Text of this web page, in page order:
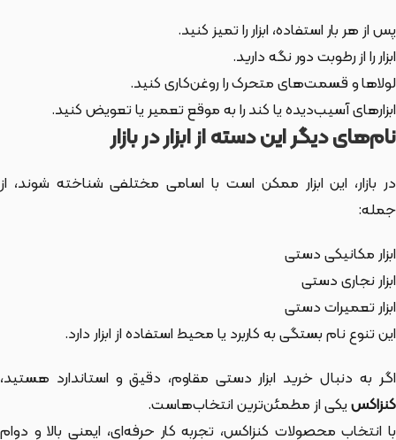
پس از هر بار استفاده، ابزار را تمیز کنید.
ابزار را از رطوبت دور نگه دارید.
لولاها و قسمت‌های متحرک را روغن‌کاری کنید.
ابزارهای آسیب‌دیده یا کند را به موقع تعمیر یا تعویض کنید.
نام‌های دیگر این دسته از ابزار در بازار
در بازار، این ابزار ممکن است با اسامی مختلفی شناخته شوند، از
جمله:
ابزار مکانیکی دستی
ابزار نجاری دستی
ابزار تعمیرات دستی
این تنوع نام بستگی به کاربرد یا محیط استفاده از ابزار دارد.
اگر به دنبال خرید ابزار دستی مقاوم، دقیق و استاندارد هستید،
کنزاکسیکی از مطمئن‌ترین انتخاب‌هاست.
با انتخاب محصولات کنزاکس، تجربه کار حرفه‌ای، ایمنی بالا و دوام